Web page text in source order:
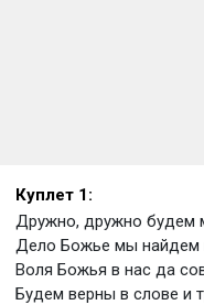
Куплет 1:
Дружно, дружно будем
Дело Божье мы найдем
Воля Божья в нас да
Будем верны в слове и